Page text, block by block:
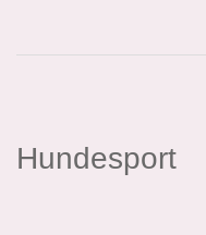
Hundesport